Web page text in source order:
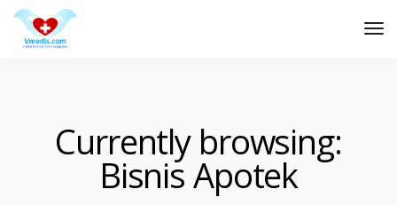
Currently browsing:
Bisnis Apotek